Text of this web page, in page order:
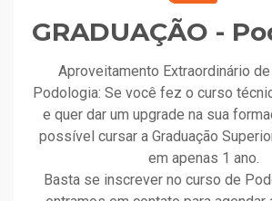
GRADUAÇÃO -
Aproveitamento Extraordinário
Podologia: Se você fez o curso
e quer dar um upgrade na sua
possível cursar a Graduação
em apenas 1 ano.
Basta se inscrever no curso de